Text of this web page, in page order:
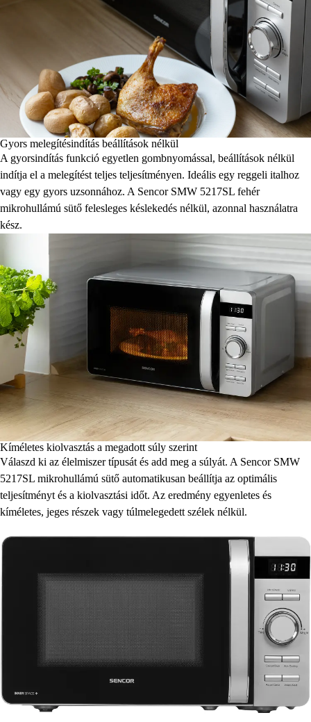
Gyors melegítésindítás beállítások nélkül
A gyorsindítás funkció egyetlen gombnyomással, beállítások nélkül
indítja el a melegítést teljes teljesítményen. Ideális egy reggeli italhoz
vagy egy gyors uzsonnához. A Sencor SMW 5217SL fehér
mikrohullámú sütő felesleges késlekedés nélkül, azonnal használatra
kész.
Kíméletes kiolvasztás a megadott súly szerint
Válaszd ki az élelmiszer típusát és add meg a súlyát. A Sencor SMW
5217SL mikrohullámú sütő automatikusan beállítja az optimális
teljesítményt és a kiolvasztási időt. Az eredmény egyenletes és
kíméletes, jeges részek vagy túlmelegedett szélek nélkül.